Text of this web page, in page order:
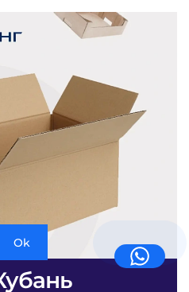
Ok